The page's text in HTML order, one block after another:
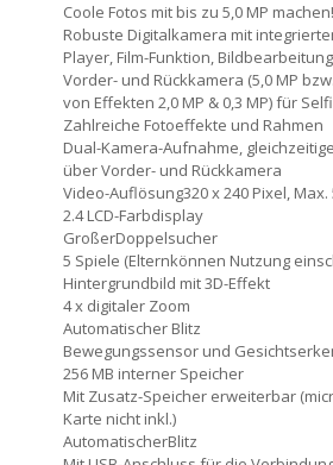
Coole Fotos mit bis zu 5,0 MP machen!
Robuste Digitalkamera mit
Player, Film-Funktion,
Vorder- und Rückkamera (5,0 MP
von Effekten 2,0 MP & 0,3 MP) für
Zahlreiche Fotoeffekte und Rahmen
Dual-Kamera-Aufnahme,
über Vorder- und Rückkamera
Video-Auflösung320 x 240 Pixel,
2.4 LCD-Farbdisplay
GroßerDoppelsucher
5 Spiele (Elternkönnen Nutzung
Hintergrundbild mit 3D-Effekt
4 x digitaler Zoom
Automatischer Blitz
Bewegungssensor und
256 MB interner Speicher
Mit Zusatz-Speicher erweiterbar
Karte nicht inkl.)
AutomatischerBlitz